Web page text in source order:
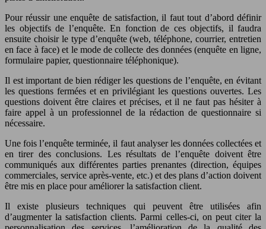
Pour réussir une enquête de satisfaction, il faut tout d’abord définir
les objectifs de l’enquête. En fonction de ces objectifs, il faudra
ensuite choisir le type d’enquête (web, téléphone, courrier, entretien
en face à face) et le mode de collecte des données (enquête en ligne,
formulaire papier, questionnaire téléphonique).
Il est important de bien rédiger les questions de l’enquête, en évitant
les questions fermées et en privilégiant les questions ouvertes. Les
questions doivent être claires et précises, et il ne faut pas hésiter à
faire appel à un professionnel de la rédaction de questionnaire si
nécessaire.
Une fois l’enquête terminée, il faut analyser les données collectées et
en tirer des conclusions. Les résultats de l’enquête doivent être
communiqués aux différentes parties prenantes (direction, équipes
commerciales, service après-vente, etc.) et des plans d’action doivent
être mis en place pour améliorer la satisfaction client.
Il existe plusieurs techniques qui peuvent être utilisées afin
d’augmenter la satisfaction clients. Parmi celles-ci, on peut citer la